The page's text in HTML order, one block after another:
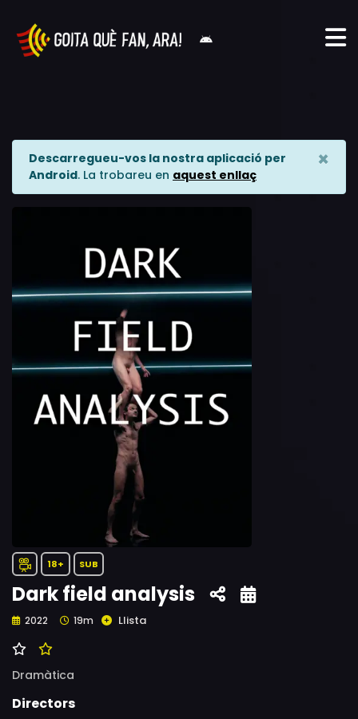
Descarregueu-vos la nostra aplicació per
Android. La trobareu en aquest enllaç
×
18+ SUB
Dark field analysis
2022 19m Llista
Dramàtica
Directors